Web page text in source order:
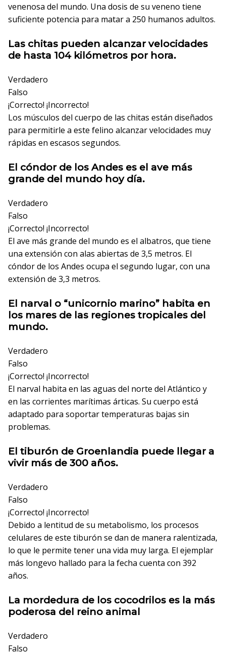
venenosa del mundo. Una dosis de su veneno tiene
suficiente potencia para matar a 250 humanos adultos.
Las chitas pueden alcanzar velocidades
de hasta 104 kilómetros por hora.
Verdadero
Falso
¡Correcto! ¡Incorrecto!
Los músculos del cuerpo de las chitas están diseñados
para permitirle a este felino alcanzar velocidades muy
rápidas en escasos segundos.
El cóndor de los Andes es el ave más
grande del mundo hoy día.
Verdadero
Falso
¡Correcto! ¡Incorrecto!
El ave más grande del mundo es el albatros, que tiene
una extensión con alas abiertas de 3,5 metros. El
cóndor de los Andes ocupa el segundo lugar, con una
extensión de 3,3 metros.
El narval o “unicornio marino” habita en
los mares de las regiones tropicales del
mundo.
Verdadero
Falso
¡Correcto! ¡Incorrecto!
El narval habita en las aguas del norte del Atlántico y
en las corrientes marítimas árticas. Su cuerpo está
adaptado para soportar temperaturas bajas sin
problemas.
El tiburón de Groenlandia puede llegar a
vivir más de 300 años.
Verdadero
Falso
¡Correcto! ¡Incorrecto!
Debido a lentitud de su metabolismo, los procesos
celulares de este tiburón se dan de manera ralentizada,
lo que le permite tener una vida muy larga. El ejemplar
más longevo hallado para la fecha cuenta con 392
años.
La mordedura de los cocodrilos es la más
poderosa del reino animal
Verdadero
Falso